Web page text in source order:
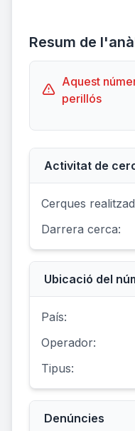
Resum de
Aquest
perillós
Activitat de
Cerques
Darrera cerca:
Ubicació del
País:
Operador:
Tipus:
Denúncies